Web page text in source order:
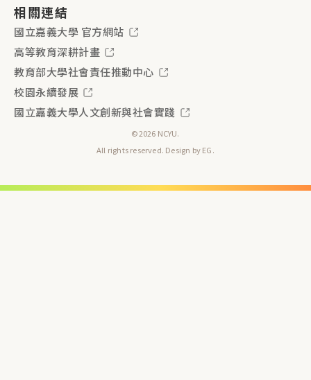
相關連結
國立嘉義大學 官方網站
高等教育深耕計畫
教育部大學社會責任推動中心
校園永續發展
國立嘉義大學人文創新與社會實踐
©2026 NCYU.
All rights reserved. Design byEG.